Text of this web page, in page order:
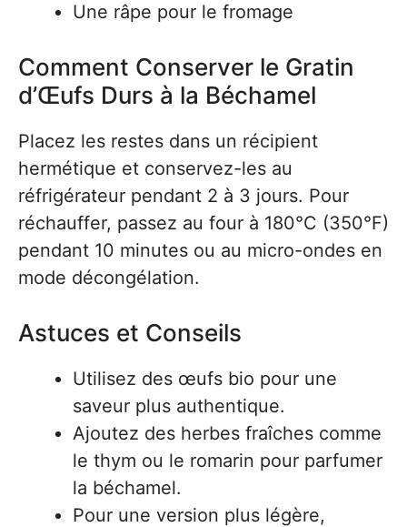
Une râpe pour le fromage
Comment Conserver le Gratin
d’Œufs Durs à la Béchamel
Placez les restes dans un récipient
hermétique et conservez-les au
réfrigérateur pendant 2 à 3 jours. Pour
réchauffer, passez au four à 180°C (350°F)
pendant 10 minutes ou au micro-ondes en
mode décongélation.
Astuces et Conseils
Utilisez des œufs bio pour une
saveur plus authentique.
Ajoutez des herbes fraîches comme
le thym ou le romarin pour parfumer
la béchamel.
Pour une version plus légère,